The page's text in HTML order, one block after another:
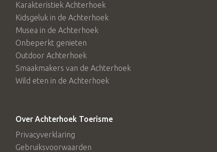
Berkelroute
Berkelroute West
Hanzeroute
Meerdaagse route Ode aan het Landschap
Wandelroutes
Stadsrandwandeling
Karakteristiek Achterhoek
Kidsgeluk in de Achterhoek
Musea in de Achterhoek
Onbeperkt genieten
Outdoor Achterhoek
Smaakmakers van de Achterhoek
Wild eten in de Achterhoek
Over Achterhoek Toerisme
Privacyverklaring
Gebruiksvoorwaarden